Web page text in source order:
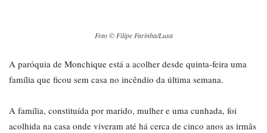
Foto © Filipe Farinha/Lusa
A paróquia de Monchique está a acolher desde quinta-feira uma
família que ficou sem casa no incêndio da última semana.
A família, constituída por marido, mulher e uma cunhada, foi
acolhida na casa onde viveram até há cerca de cinco anos as irmãs